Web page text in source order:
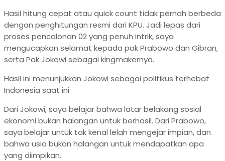
Hasil hitung cepat atau quick count tidak pernah berbeda
dengan penghitungan resmi dari KPU. Jadi lepas dari
proses pencalonan 02 yang penuh intrik, saya
mengucapkan selamat kepada pak Prabowo dan Gibran,
serta Pak Jokowi sebagai kingmakernya.
Hasil ini menunjukkan Jokowi sebagai politikus terhebat
Indonesia saat ini.
Dari Jokowi, saya belajar bahwa latar belakang sosial
ekonomi bukan halangan untuk berhasil. Dari Prabowo,
saya belajar untuk tak kenal lelah mengejar impian, dan
bahwa usia bukan halangan untuk mendapatkan apa
yang diimpikan.